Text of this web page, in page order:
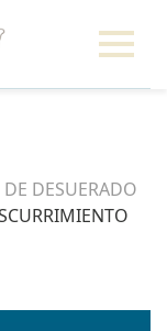
DE DESUERADO